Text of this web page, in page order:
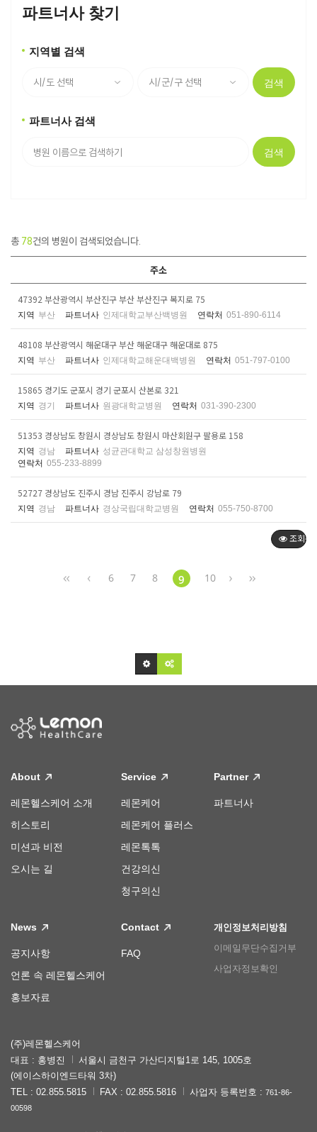
파트너사 찾기
지역별 검색
검색
파트너사 검색
검색
총 78건의 병원이 검색되었습니다.
주소
47392 부산광역시 부산진구 부산 부산진구 복지로 75
지역 부산 파트너사 인제대학교부산백병원 연락처 051-890-6114
48108 부산광역시 해운대구 부산 해운대구 해운대로 875
지역 부산 파트너사 인제대학교해운대백병원 연락처 051-797-0100
15865 경기도 군포시 경기 군포시 산본로 321
지역 경기 파트너사 원광대학교병원 연락처 031-390-2300
51353 경상남도 창원시 경상남도 창원시 마산회원구 팔용로 158
지역 경남 파트너사 성균관대학교 삼성창원병원
연락처 055-233-8899
52727 경상남도 진주시 경남 진주시 강남로 79
지역 경남 파트너사 경상국립대학교병원 연락처 055-750-8700
조회순
6 7 8 9 10
About
레몬헬스케어 소개
히스토리
미션과 비전
오시는 길
Service
레몬케어
레몬케어 플러스
레몬톡톡
건강의신
청구의신
Partner
파트너사
News
공지사항
언론 속 레몬헬스케어
홍보자료
Contact
FAQ
개인정보처리방침
이메일무단수집거부
사업자정보확인
(주)레몬헬스케어
대표 : 홍병진
서울시 금천구 가산디지털1로 145, 1005호
(에이스하이엔드타워 3차)
TEL : 02.855.5815
FAX : 02.855.5816 사업자 등록번호 : 761-86-
00598